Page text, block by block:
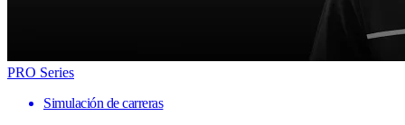
PRO Series
Simulación de carreras